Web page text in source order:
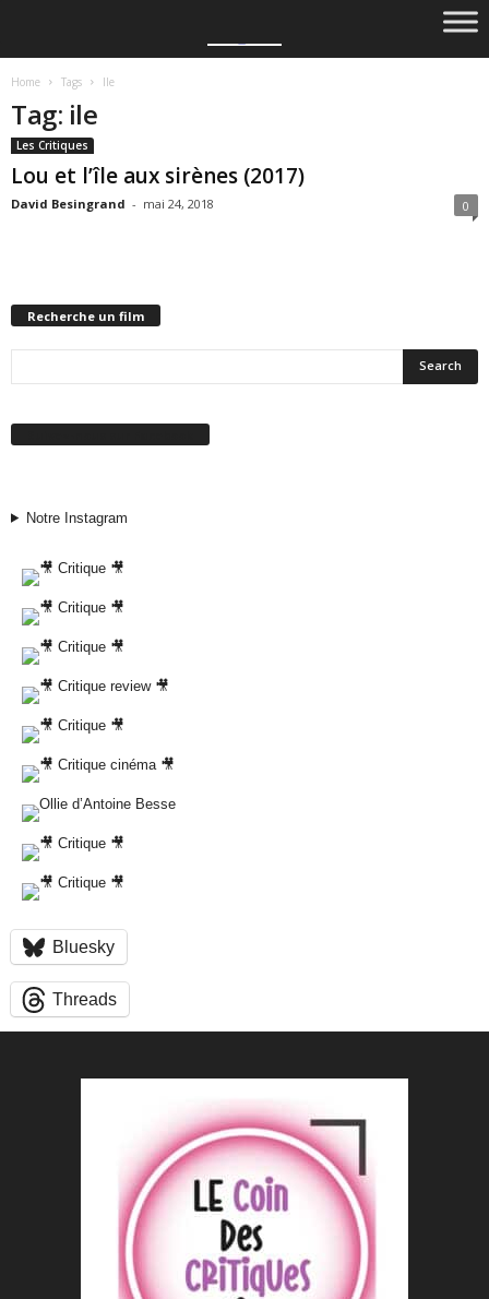
Home Tags Ile
Tag: ile
Les Critiques
Lou et l’île aux sirènes (2017)
David Besingrand - mai 24, 2018 0
Recherche un film
Notre Instagram
Bluesky
Threads